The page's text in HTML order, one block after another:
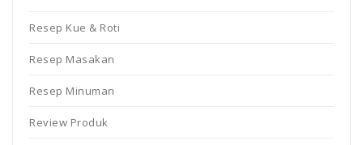
Resep Kue & Roti
Resep Masakan
Resep Minuman
Review Produk